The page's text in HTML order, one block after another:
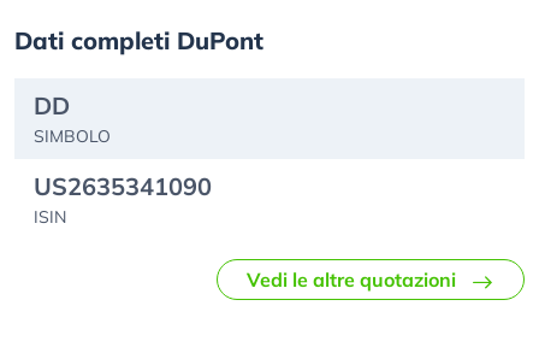
Dati completi DuPont
DD
SIMBOLO
US2635341090
ISIN
Vedi le altre quotazioni